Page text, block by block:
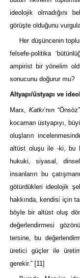
ideolojik olmadığını
görüşte olduğunu
Her düşüncenin
felsefe-politika
ampirist bir yönelim
sonucunu doğurur mu?
Altyapı/üstyapı ve
Marx, Katkı‘nın
kocaman üstyapıyı,
oluşların
altüst oluşu ile -ki, bu
hukuki, siyasal,
insanların bu
götürdükleri ideolojik
hakkında, kendisi için
böyle bir altüst oluş
değerlendirmesi
tersine, bu
üretici güçler ile
gerekir.” [11]